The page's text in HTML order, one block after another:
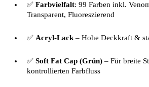
✅ Farbvielfalt: 99 Farben inkl.
Transparent, Fluoreszierend
✅ Acryl-Lack – Hohe Deckkraft &
✅ Soft Fat Cap (Grün) – Für breite
kontrollierten Farbfluss